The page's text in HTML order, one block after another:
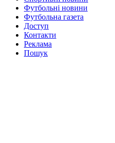
Футбольні новини
Футбольна газета
Доступ
Контакти
Реклама
Пошук